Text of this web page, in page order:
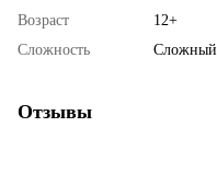
Возраст
12+
Сложность
Сложный
Отзывы